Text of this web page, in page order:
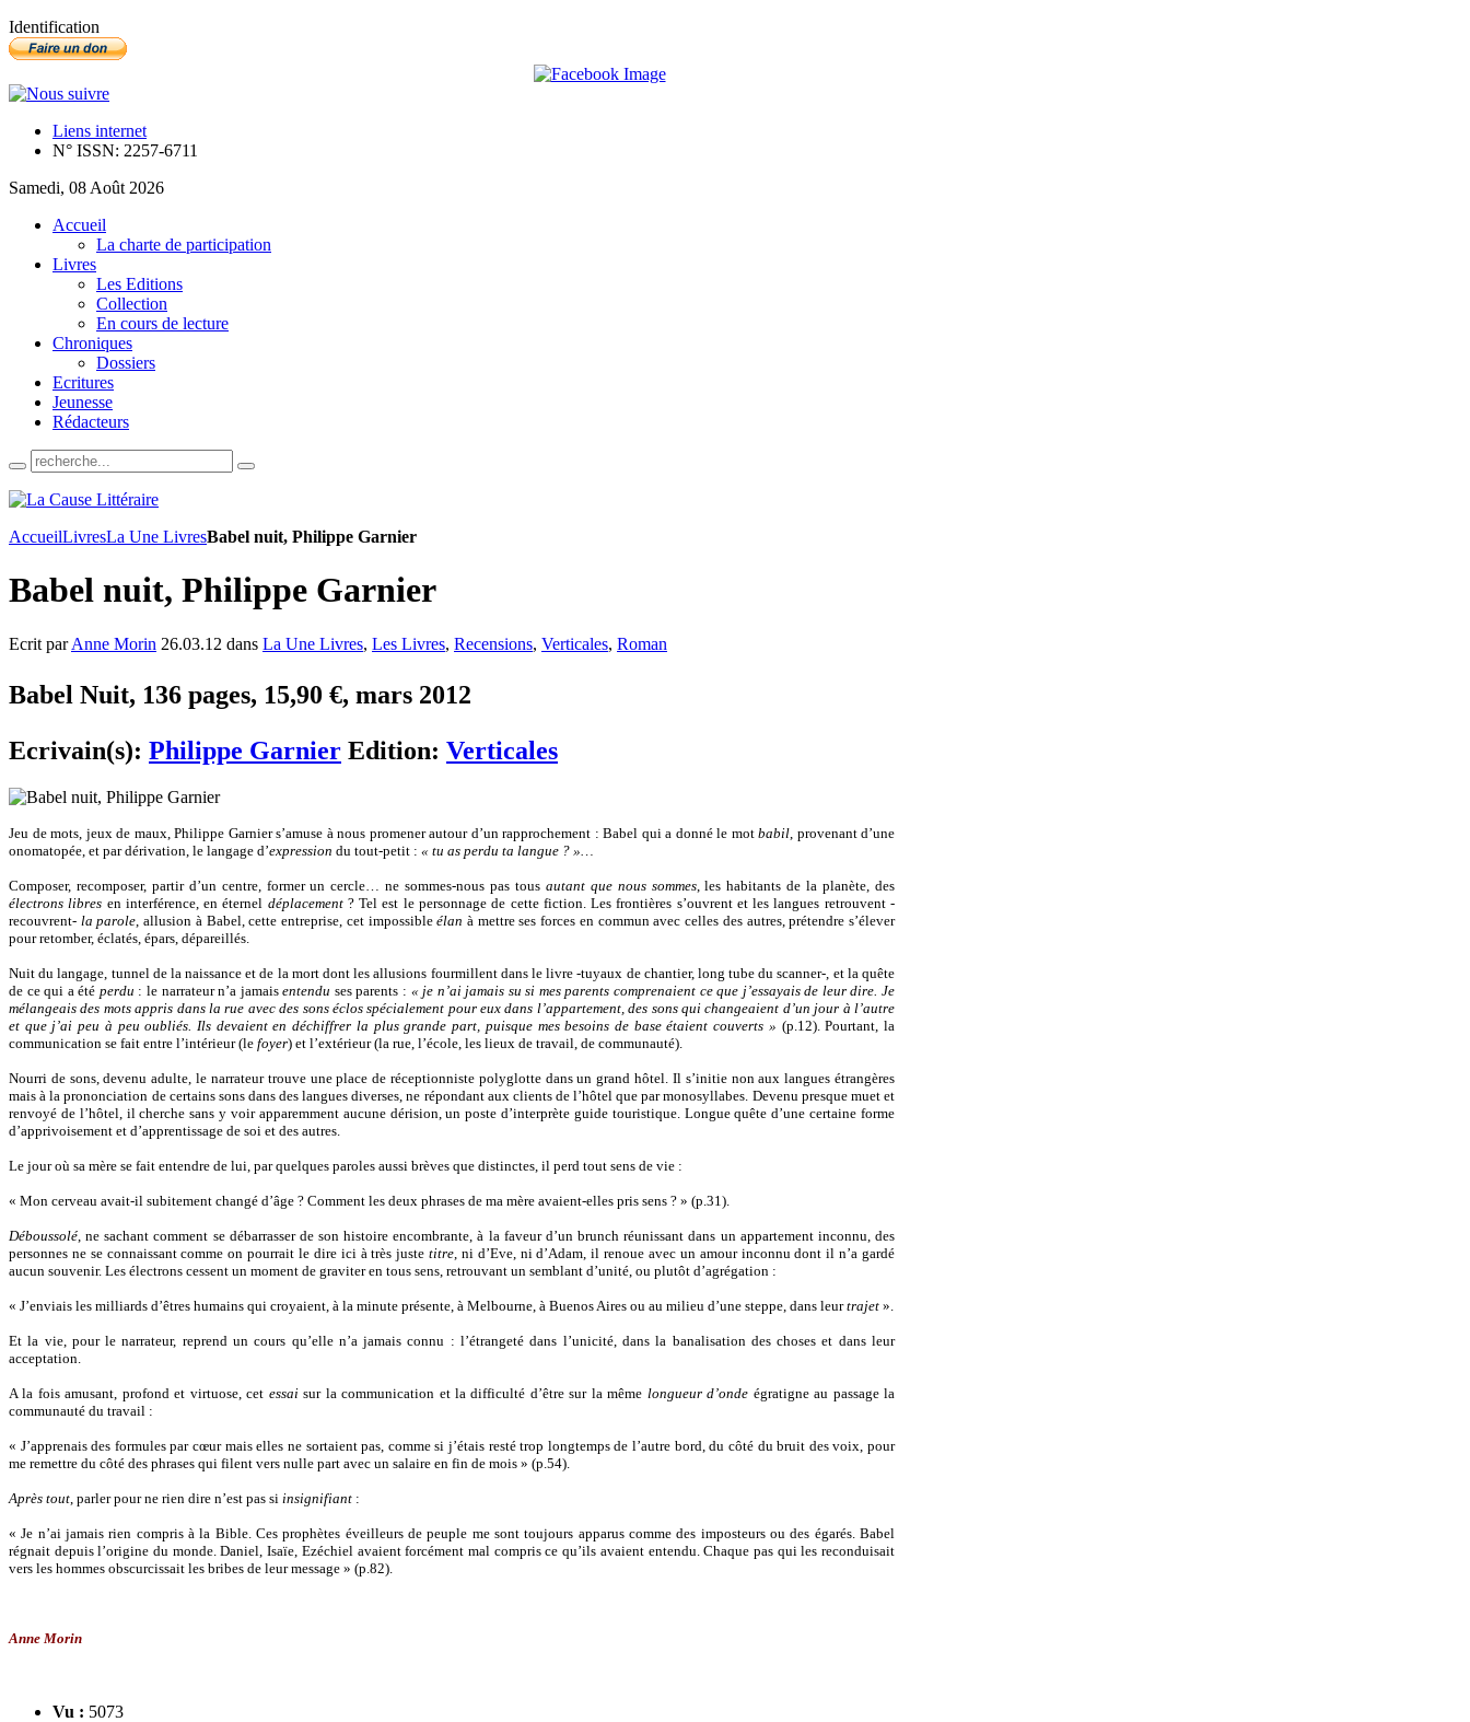
Identification
Liens internet
N° ISSN: 2257-6711
Samedi, 08 Août 2026
Accueil
La charte de participation
Livres
Les Editions
Collection
En cours de lecture
Chroniques
Dossiers
Ecritures
Jeunesse
Rédacteurs
AccueilLivresLa Une LivresBabel nuit, Philippe Garnier
Babel nuit, Philippe Garnier
Ecrit parAnne Morin 26.03.12 dans La Une Livres, Les Livres, Recensions, Verticales, Roman
Babel Nuit, 136 pages, 15,90 €, mars 2012
Ecrivain(s): Philippe Garnier Edition: Verticales
Jeu de mots, jeux de maux, Philippe Garnier s’amuse à nous promener autour d’un rapprochement : Babel qui a donné le mot babil , provenant d’une
onomatopée, et par dérivation, le langage d’expression du tout-petit : « tu as perdu ta langue ? »…
Composer, recomposer, partir d’un centre, former un cercle… ne sommes-nous pas tous autant que nous sommes, les habitants de la planète, des
électrons libres en interférence, en éternel déplacement ? Tel est le personnage de cette fiction. Les frontières s’ouvrent et les langues retrouvent -
recouvrent- la parole , allusion à Babel, cette entreprise, cet impossibleélanà mettre ses forces en commun avec celles des autres, prétendre s’élever
pour retomber, éclatés, épars, dépareillés.
Nuit du langage, tunnel de la naissance et de la mort dont les allusions fourmillent dans le livre -tuyaux de chantier, long tube du scanner-, et la quête
de ce qui a été perdu : le narrateur n’a jamaisentendu ses parents : « je n’ai jamais su si mes parents comprenaient ce que j’essayais de leur dire. Je
mélangeais des mots appris dans la rue avec des sons éclos spécialement pour eux dans l’appartement, des sons qui changeaient d’un jour à l’autre
et que j’ai peu à peu oubliés. Ils devaient en déchiffrer la plus grande part, puisque mes besoins de base étaient couverts » (p.12). Pourtant, la
communication se fait entre l’intérieur (le foyer) et l’extérieur (la rue, l’école, les lieux de travail, de communauté).
Nourri de sons, devenu adulte, le narrateur trouve une place de réceptionniste polyglotte dans un grand hôtel. Il s’initie non aux langues étrangères
mais à la prononciation de certains sons dans des langues diverses, ne répondant aux clients de l’hôtel que par monosyllabes. Devenu presque muet et
renvoyé de l’hôtel, il cherche sans y voir apparemment aucune dérision, un poste d’interprète guide touristique. Longue quête d’une certaine forme
d’apprivoisement et d’apprentissage de soi et des autres.
Le jour où sa mère se fait entendre de lui, par quelques paroles aussi brèves que distinctes, il perd tout sens de vie :
« Mon cerveau avait-il subitement changé d’âge ? Comment les deux phrases de ma mère avaient-elles pris sens ? » (p.31).
Déboussolé , ne sachant comment se débarrasser de son histoire encombrante, à la faveur d’un brunch réunissant dans un appartement inconnu, des
personnes ne se connaissant comme on pourrait le dire ici à très justetitre , ni d’Eve, ni d’Adam, il renoue avec un amour inconnu dont il n’a gardé
aucun souvenir. Les électrons cessent un moment de graviter en tous sens, retrouvant un semblant d’unité, ou plutôt d’agrégation :
« J’enviais les milliards d’êtres humains qui croyaient, à la minute présente, à Melbourne, à Buenos Aires ou au milieu d’une steppe, dans leurtrajet ».
Et la vie, pour le narrateur, reprend un cours qu’elle n’a jamais connu : l’étrangeté dans l’unicité, dans la banalisation des choses et dans leur
acceptation.
A la fois amusant, profond et virtuose, cet essaisur la communication et la difficulté d’être sur la même longueur d’onde égratigne au passage la
communauté du travail :
« J’apprenais des formules par cœur mais elles ne sortaient pas, comme si j’étais resté trop longtemps de l’autre bord, du côté du bruit des voix, pour
me remettre du côté des phrases qui filent vers nulle part avec un salaire en fin de mois » (p.54).
Après tout , parler pour ne rien dire n’est pas si insignifiant :
« Je n’ai jamais rien compris à la Bible. Ces prophètes éveilleurs de peuple me sont toujours apparus comme des imposteurs ou des égarés. Babel
régnait depuis l’origine du monde. Daniel, Isaïe, Ezéchiel avaient forcément mal compris ce qu’ils avaient entendu. Chaque pas qui les reconduisait
vers les hommes obscurcissait les bribes de leur message » (p.82).
Anne Morin
Vu : 5073